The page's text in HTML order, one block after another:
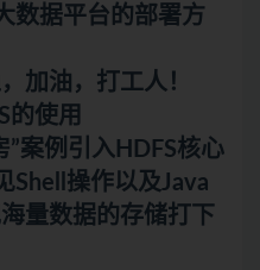
数据平台的部署方
加油，打工人！
的使用
”案例引入HDFS核心
Shell操作以及Java
量数据的存储打下